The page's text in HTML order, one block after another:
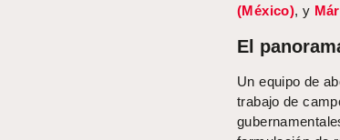
(México), y
El
Un equipo de
trabajo de